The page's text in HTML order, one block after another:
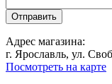
Адрес магазина:
г. Ярославль, ул.
Посмотреть на карте